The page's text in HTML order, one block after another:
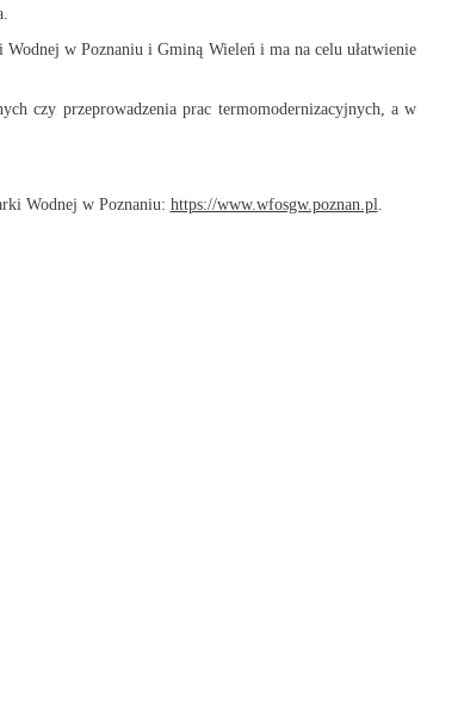
w Poznaniu i Gminą Wieleń i ma na celu ułatwienie
czy przeprowadzenia prac termomodernizacyjnych, a w
Wodnej w Poznaniu: https://www.wfosgw.poznan.pl.